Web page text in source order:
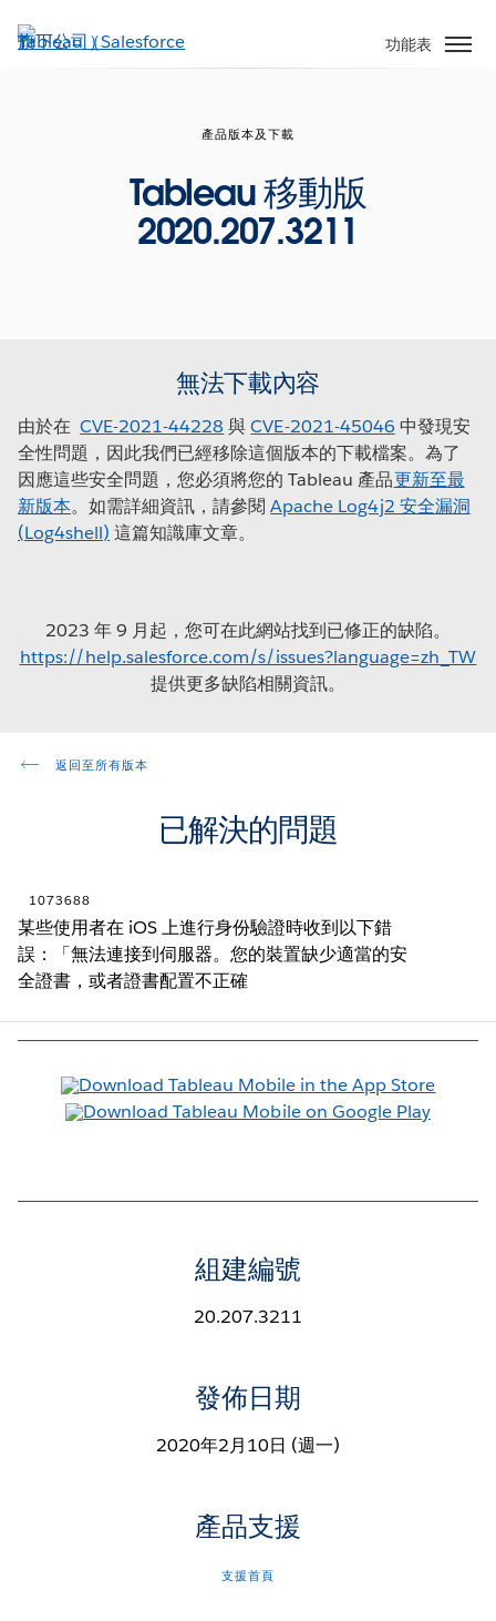
至
功能表
產品版本及下載
Tableau 移動版
2020.207.3211
無法下載內容
由於在CVE-2021-44228 與CVE-2021-45046 中發現安
全性問題，因此我們已經移除這個版本的下載檔案。為了
因應這些安全問題，您必須將您的 Tableau 產品更新至最
新版本。如需詳細資訊，請參閱Apache Log4j2 安全漏洞
(Log4shell) 這篇知識庫文章。
2023 年 9 月起，您可在此網站找到已修正的缺陷。
https://help.salesforce.com/s/issues?language=zh_TW
提供更多缺陷相關資訊。
返回至所有版本
已解決的問題
1073688
某些使用者在 iOS 上進行身份驗證時收到以下錯
誤：「無法連接到伺服器。您的裝置缺少適當的安
全證書，或者證書配置不正確
組建編號
20.207.3211
發佈日期
2020年2月10日 (週一)
產品支援
支援首頁